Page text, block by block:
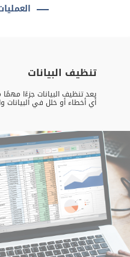
تنظيف البيانات
يعد تنظيف البيانات جزءًا مهمًا
أي أخطاء أو خلل في البيانات